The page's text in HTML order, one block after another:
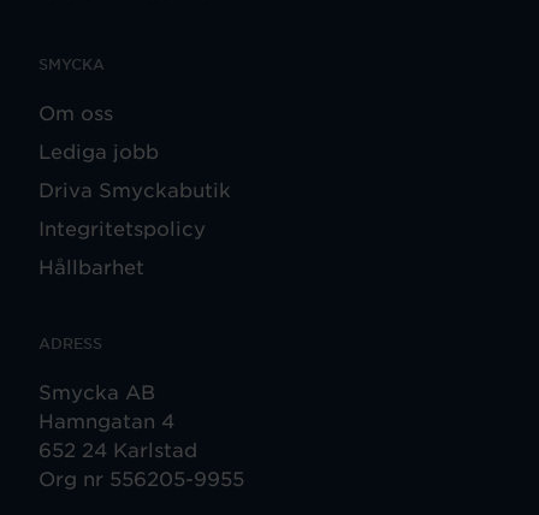
SMYCKA
Om oss
Lediga jobb
Driva Smyckabutik
Integritetspolicy
Hållbarhet
ADRESS
Smycka AB
Hamngatan 4
652 24 Karlstad
Org nr 556205-9955